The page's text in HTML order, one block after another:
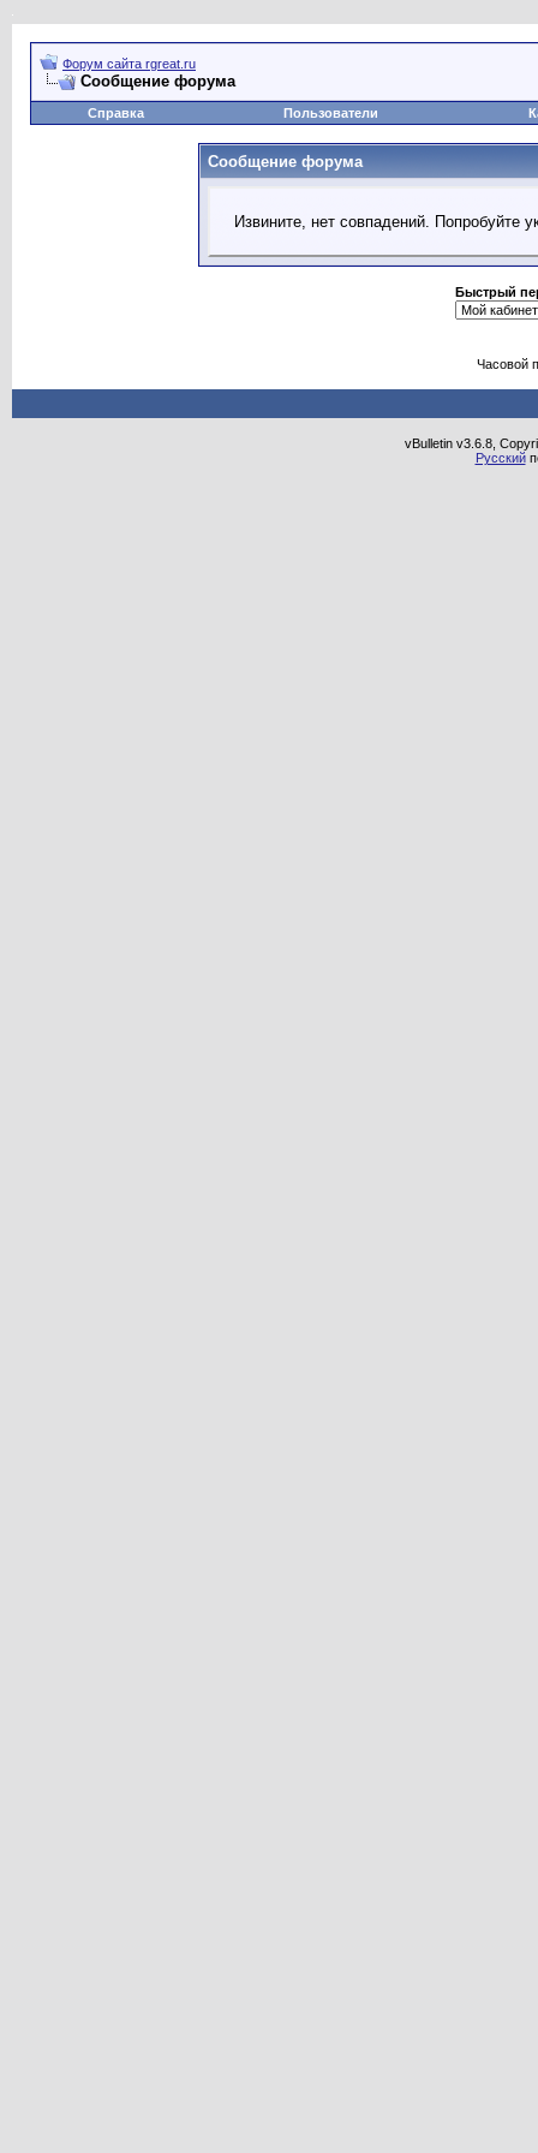
Форум сайта rgreat.ru
Сообщение форума
Справка Пользователи
Сообщение форума
Извините, нет совпадений. Попробуйте
Быстрый
Часовой
vBulletin v3.6.8,
Русский